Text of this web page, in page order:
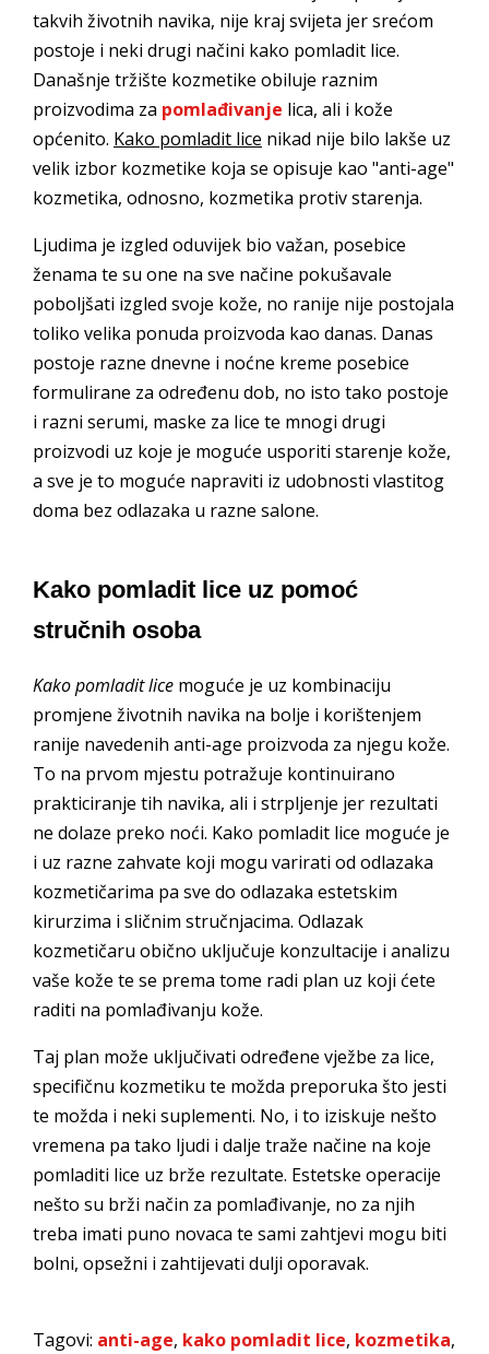
takvih životnih navika, nije kraj svijeta jer srećom
postoje i neki drugi načini kako pomladit lice.
Današnje tržište kozmetike obiluje raznim
proizvodima za pomlađivanje lica, ali i kože
općenito. Kako pomladit lice nikad nije bilo lakše uz
velik izbor kozmetike koja se opisuje kao "anti-age"
kozmetika, odnosno, kozmetika protiv starenja.
Ljudima je izgled oduvijek bio važan, posebice
ženama te su one na sve načine pokušavale
poboljšati izgled svoje kože, no ranije nije postojala
toliko velika ponuda proizvoda kao danas. Danas
postoje razne dnevne i noćne kreme posebice
formulirane za određenu dob, no isto tako postoje
i razni serumi, maske za lice te mnogi drugi
proizvodi uz koje je moguće usporiti starenje kože,
a sve je to moguće napraviti iz udobnosti vlastitog
doma bez odlazaka u razne salone.
Kako pomladit lice uz pomoć
stručnih osoba
Kako pomladit lice moguće je uz kombinaciju
promjene životnih navika na bolje i korištenjem
ranije navedenih anti-age proizvoda za njegu kože.
To na prvom mjestu potražuje kontinuirano
prakticiranje tih navika, ali i strpljenje jer rezultati
ne dolaze preko noći. Kako pomladit lice moguće je
i uz razne zahvate koji mogu varirati od odlazaka
kozmetičarima pa sve do odlazaka estetskim
kirurzima i sličnim stručnjacima. Odlazak
kozmetičaru obično uključuje konzultacije i analizu
vaše kože te se prema tome radi plan uz koji ćete
raditi na pomlađivanju kože.
Taj plan može uključivati određene vježbe za lice,
specifičnu kozmetiku te možda preporuka što jesti
te možda i neki suplementi. No, i to iziskuje nešto
vremena pa tako ljudi i dalje traže načine na koje
pomladiti lice uz brže rezultate. Estetske operacije
nešto su brži način za pomlađivanje, no za njih
treba imati puno novaca te sami zahtjevi mogu biti
bolni, opsežni i zahtijevati dulji oporavak.
Tagovi: anti-age, kako pomladit lice, kozmetika,